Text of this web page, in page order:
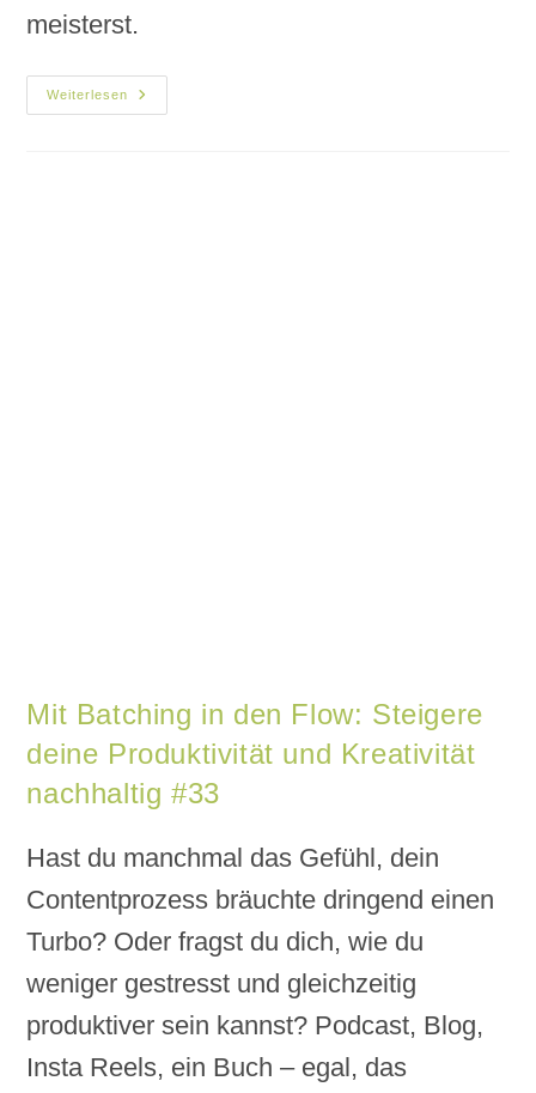
meisterst.
Weiterlesen
Mit Batching in den Flow: Steigere
deine Produktivität und Kreativität
nachhaltig #33
Hast du manchmal das Gefühl, dein
Contentprozess bräuchte dringend einen
Turbo? Oder fragst du dich, wie du
weniger gestresst und gleichzeitig
produktiver sein kannst? Podcast, Blog,
Insta Reels, ein Buch – egal, das